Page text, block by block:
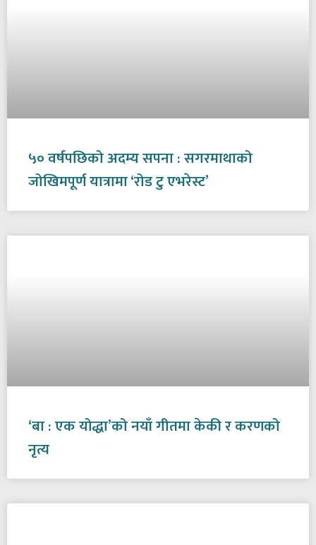
५० वर्षपछिको अदम्य सपना : सगरमाथाको
जोखिमपूर्ण यात्रामा ‘रोड टु एभरेस्ट’
‘बा : एक योद्धा’को नयाँ गीतमा केकी र करणको
नृत्य